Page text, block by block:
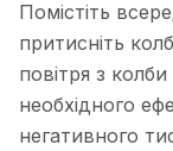
Помістіть
притисніть
повітря з
необхідного
негативного